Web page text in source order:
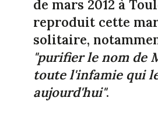
de mars 2012 à
reproduit cette
solitaire,
"purifier le nom de
toute l'infamie qui
aujourd'hui".